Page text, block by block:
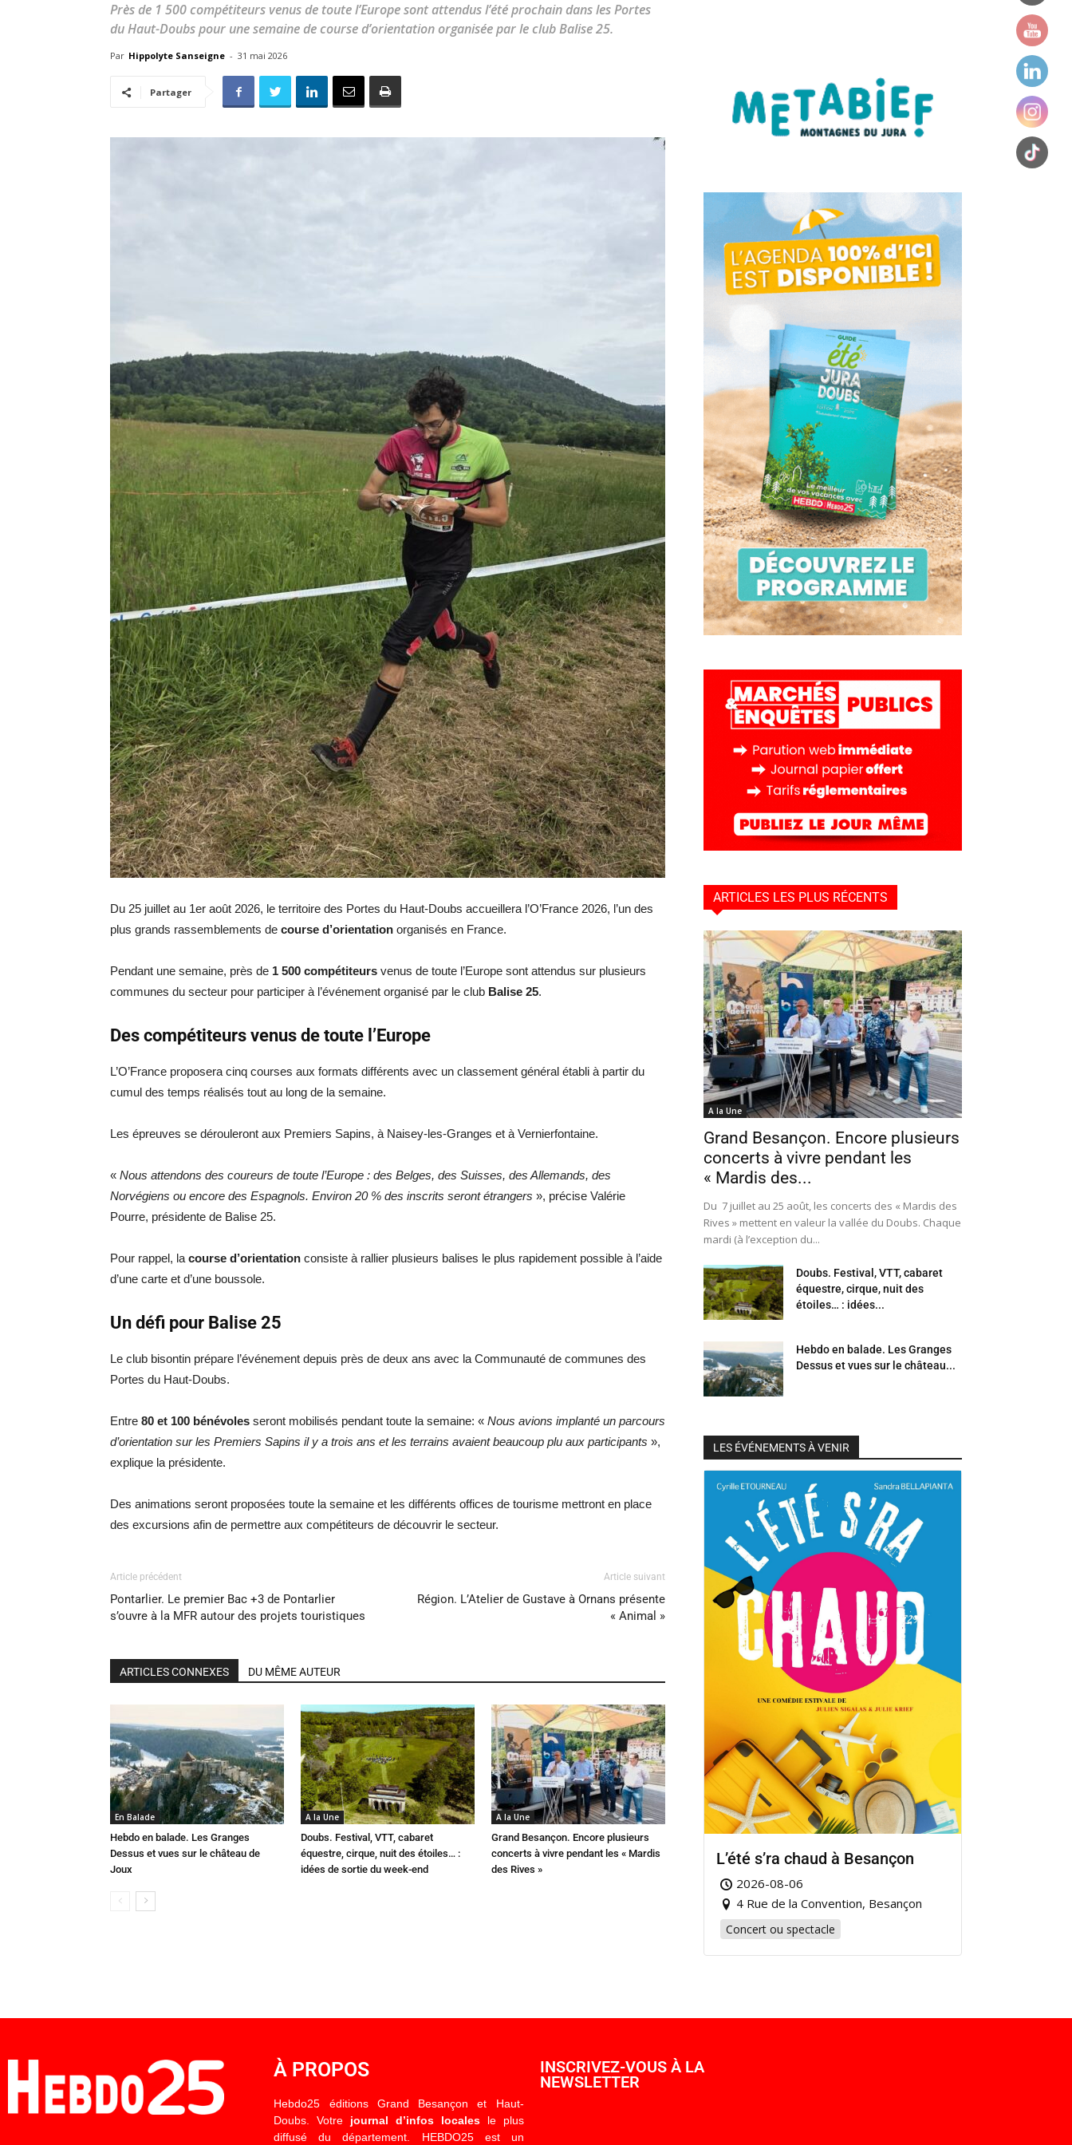
toute
Hebdo25
Près de 1 500 compétiteurs venus de toute l’Europe sont attendus l’été prochain dans les Portes
du Haut-Doubs pour une semaine de course d’orientation organisée par le club Balise 25.
Par Hippolyte Sanseigne - 31 mai 2026
Partager
Du 25 juillet au 1er août 2026, le territoire des Portes du Haut-Doubs accueillera l’O’France 2026, l’un des
plus grands rassemblements de course d’orientation organisés en France.
Pendant une semaine, près de 1 500 compétiteurs venus de toute l’Europe sont attendus sur plusieurs
communes du secteur pour participer à l’événement organisé par le club Balise 25.
Des compétiteurs venus de toute l’Europe
L’O’France proposera cinq courses aux formats différents avec un classement général établi à partir du
cumul des temps réalisés tout au long de la semaine.
Les épreuves se dérouleront aux Premiers Sapins, à Naisey-les-Granges et à Vernierfontaine.
« Nous attendons des coureurs de toute l’Europe : des Belges, des Suisses, des Allemands, des
Norvégiens ou encore des Espagnols. Environ 20 % des inscrits seront étrangers », précise Valérie
Pourre, présidente de Balise 25.
Pour rappel, la course d’orientation consiste à rallier plusieurs balises le plus rapidement possible à l’aide
d’une carte et d’une boussole.
Un défi pour Balise 25
Le club bisontin prépare l’événement depuis près de deux ans avec la Communauté de communes des
Portes du Haut-Doubs.
Entre 80 et 100 bénévoles seront mobilisés pendant toute la semaine: « Nous avions implanté un parcours
d’orientation sur les Premiers Sapins il y a trois ans et les terrains avaient beaucoup plu aux participants »,
explique la présidente.
Des animations seront proposées toute la semaine et les différents offices de tourisme mettront en place
des excursions afin de permettre aux compétiteurs de découvrir le secteur.
Article précédent
Pontarlier. Le premier Bac +3 de Pontarlier
s’ouvre à la MFR autour des projets touristiques
Article suivant
Région. L’Atelier de Gustave à Ornans présente
« Animal »
ARTICLES CONNEXES DU MÊME AUTEUR
En Balade
Hebdo en balade. Les Granges
Dessus et vues sur le château de
Joux
A la Une
Doubs. Festival, VTT, cabaret
équestre, cirque, nuit des étoiles… :
idées de sortie du week-end
A la Une
Grand Besançon. Encore plusieurs
concerts à vivre pendant les « Mardis
des Rives »
ARTICLES LES PLUS RÉCENTS
A la Une
Grand Besançon. Encore plusieurs
concerts à vivre pendant les
« Mardis des...
Du 7 juillet au 25 août, les concerts des « Mardis des
Rives » mettent en valeur la vallée du Doubs. Chaque
mardi (à l’exception du...
Doubs. Festival, VTT, cabaret
équestre, cirque, nuit des
étoiles… : idées...
Hebdo en balade. Les Granges
Dessus et vues sur le château...
LES ÉVÉNEMENTS À VENIR
L’été s’ra chaud à Besançon
2026-08-06
4 Rue de la Convention, Besançon
Concert ou spectacle
À PROPOS
Hebdo25 éditions Grand Besançon et Haut-
Doubs. Votre journal d’infos localesle plus
diffusé du département. HEBDO25 est un
INSCRIVEZ-VOUS À LA
NEWSLETTER